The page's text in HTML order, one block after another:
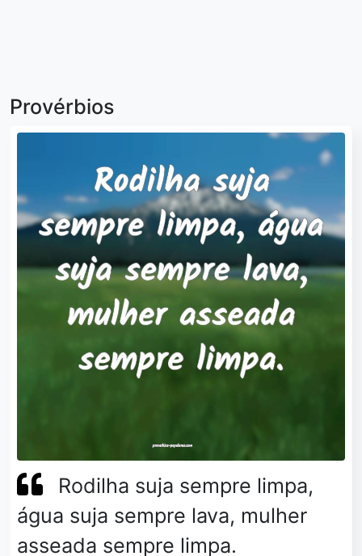
Provérbios
Rodilha suja sempre limpa,
água suja sempre lava, mulher
asseada sempre limpa.